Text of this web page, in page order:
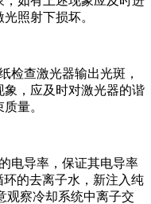
照射下损坏。
检查激光器输出光斑，
，应及时对激光器的谐
量。
电导率，保证其电导率
环的去离子水，新注入纯
观察冷却系统中离子交